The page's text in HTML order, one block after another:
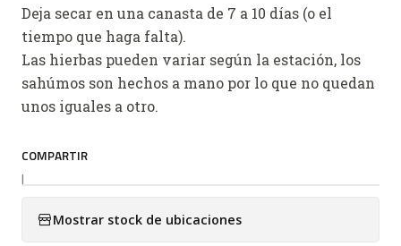
Deja secar en una canasta de 7 a 10 días (o el
tiempo que haga falta).
Las hierbas pueden variar según la estación, los
sahúmos son hechos a mano por lo que no quedan
unos iguales a otro.
COMPARTIR
|
Mostrar stock de ubicaciones